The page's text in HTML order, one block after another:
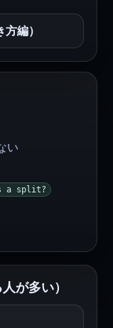
編）
い
a split?
が多い）